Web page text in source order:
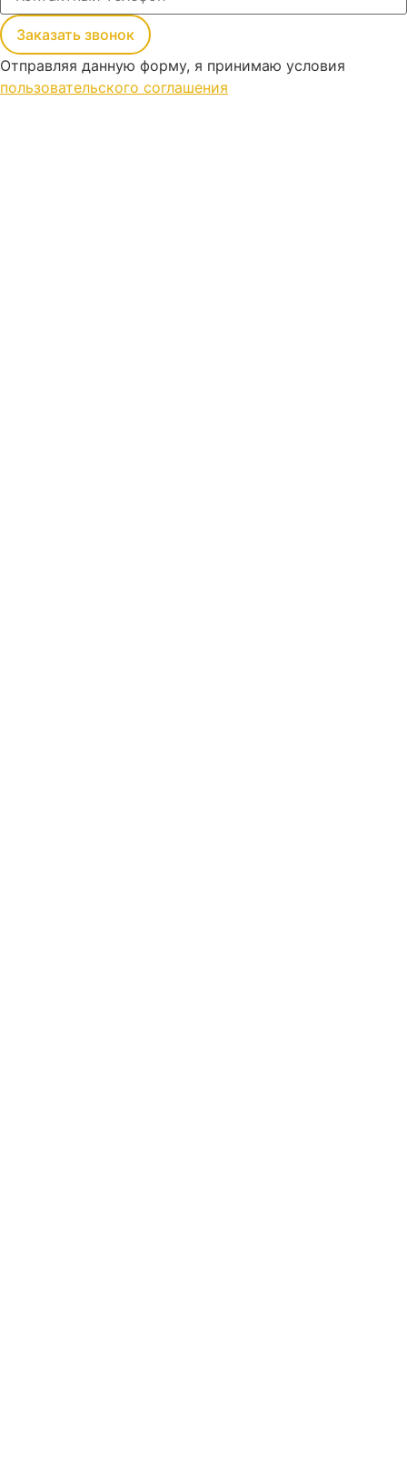
Заказать звонок
Отправляя данную форму, я принимаю условия
пользовательского соглашения